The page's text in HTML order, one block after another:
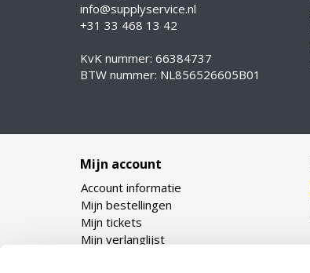
info@supplyservice.nl
+31 33 468 13 42
KvK nummer: 66384737
BTW nummer: NL856526605B01
Mijn account
Account informatie
Mijn bestellingen
Mijn tickets
Mijn verlanglijst